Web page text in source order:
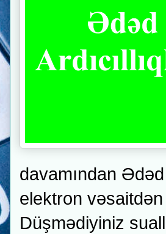
davamından Ədəd
elektron
Düşmədiyiniz